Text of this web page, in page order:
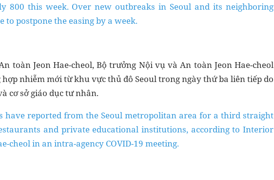
800 this week. Over new outbreaks in Seoul and its neighboring
to postpone the easing by a week.
toàn Jeon Hae-cheol, Bộ trưởng Nội vụ và An toàn Jeon Hae-cheol
nhiễm mới từ khu vực thủ đô Seoul trong ngày thứ ba liên tiếp do
cơ sở giáo dục tư nhân.
have reported from the Seoul metropolitan area for a third straight
and private educational institutions, according to Interior
cheol in an intra-agency COVID-19 meeting.